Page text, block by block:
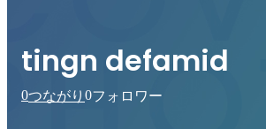
tingn defamid
0つながり 0フォロワー